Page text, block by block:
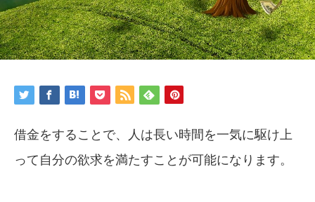
借金をすることで、人は長い時間を一気に駆け上
って自分の欲求を満たすことが可能になります。